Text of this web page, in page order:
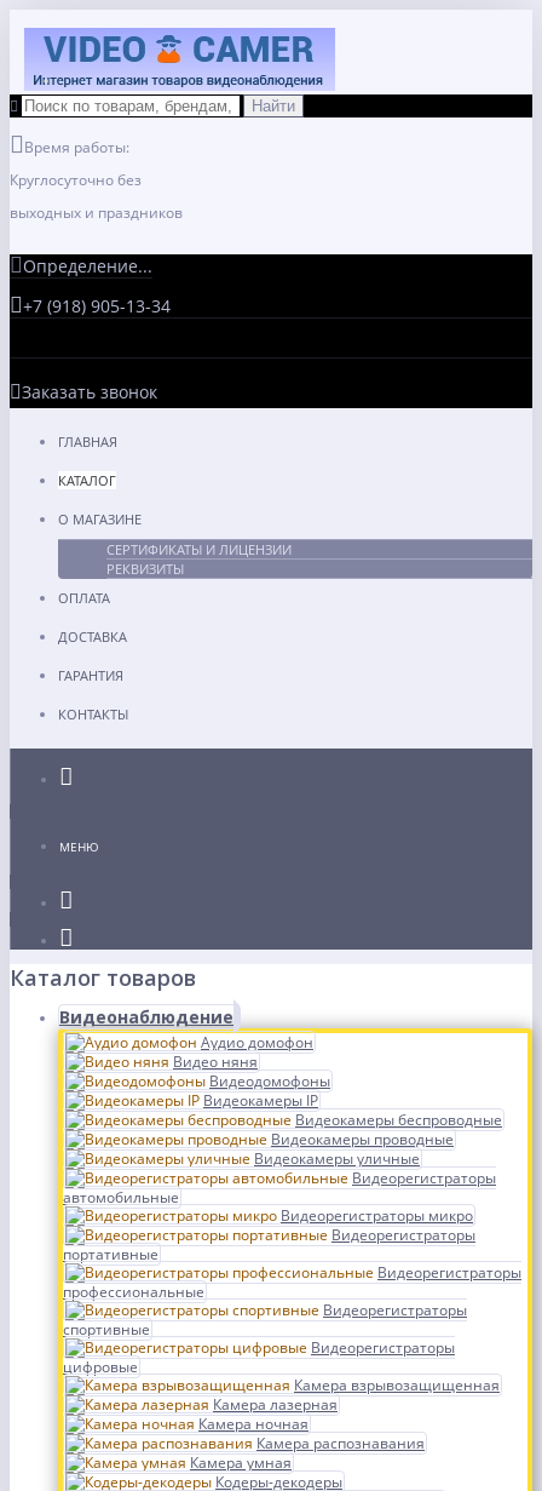
Время работы:
Круглосуточно без
выходных и праздников
Определение...
+7 (918) 905-13-34
Заказать звонок
ГЛАВНАЯ
КАТАЛОГ
О МАГАЗИНЕ
СЕРТИФИКАТЫ И ЛИЦЕНЗИИ
РЕКВИЗИТЫ
ОПЛАТА
ДОСТАВКА
ГАРАНТИЯ
КОНТАКТЫ
МЕНЮ
Каталог товаров
Видеонаблюдение
Аудио домофон
Видео няня
Видеодомофоны
Видеокамеры IP
Видеокамеры беспроводные
Видеокамеры проводные
Видеокамеры уличные
Видеорегистраторы
автомобильные
Видеорегистраторы микро
Видеорегистраторы
портативные
Видеорегистраторы
профессиональные
Видеорегистраторы
спортивные
Видеорегистраторы
цифровые
Камера взрывозащищенная
Камера лазерная
Камера ночная
Камера распознавания
Камера умная
Кодеры-декодеры